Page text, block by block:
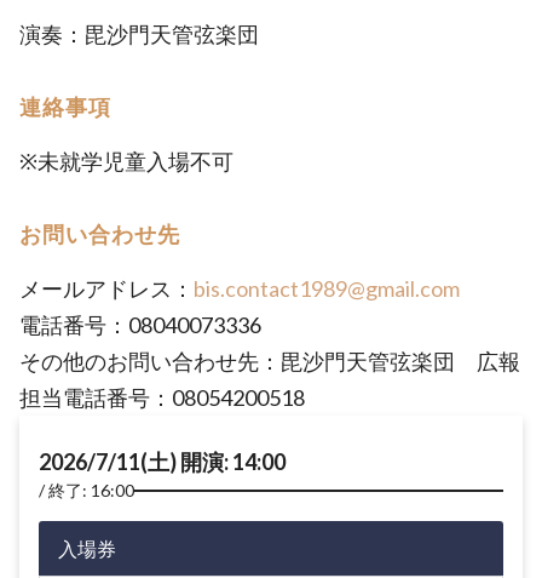
演奏：毘沙門天管弦楽団
連絡事項
※未就学児童入場不可
お問い合わせ先
メールアドレス： bis.contact1989@gmail.com
電話番号：08040073336
その他のお問い合わせ先：毘沙門天管弦楽団 広報
担当電話番号：08054200518
2026/7/11(土) 開演: 14:00
終了: 16:00
入場券